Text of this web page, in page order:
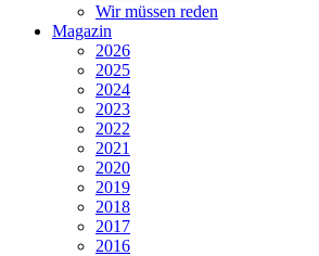
Wir müssen reden
Magazin
2026
2025
2024
2023
2022
2021
2020
2019
2018
2017
2016